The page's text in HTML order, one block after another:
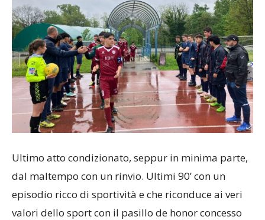
Ultimo atto condizionato, seppur in minima parte,
dal maltempo con un rinvio. Ultimi 90’ con un
episodio ricco di sportività e che riconduce ai veri
valori dello sport con il pasillo de honor concesso